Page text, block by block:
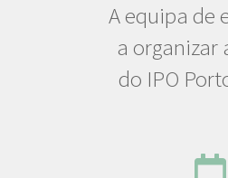
A equipa de
a organizar
do IPO